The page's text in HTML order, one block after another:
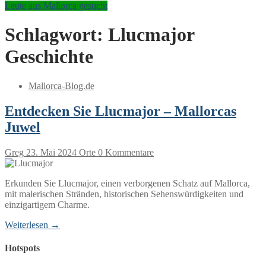
Leute aus Mallorca gesucht
Schlagwort: Llucmajor
Geschichte
Mallorca-Blog.de
Entdecken Sie Llucmajor – Mallorcas
Juwel
Greg 23. Mai 2024 Orte 0 Kommentare
Erkunden Sie Llucmajor, einen verborgenen Schatz auf Mallorca,
mit malerischen Stränden, historischen Sehenswürdigkeiten und
einzigartigem Charme.
Weiterlesen →
Hotspots